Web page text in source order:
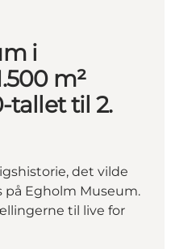
i
m²
tallet til 2.
det vilde
på Egholm Museum.
til live for